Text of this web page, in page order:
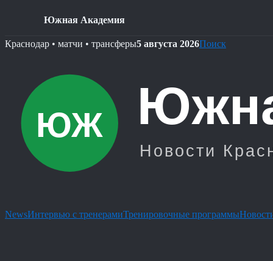
Южная Академия
Skip
Краснодар • матчи • трансферы5 августа 2026Поиск
NewsИнтервью с тренерамиТренировочные программы